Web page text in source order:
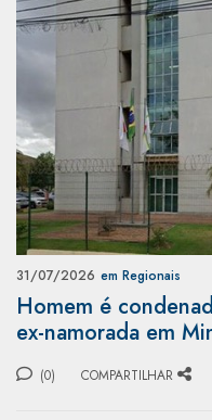
31/07/2026 em Regionais
Homem é
ex-namorada em
(0) COMPARTILHAR